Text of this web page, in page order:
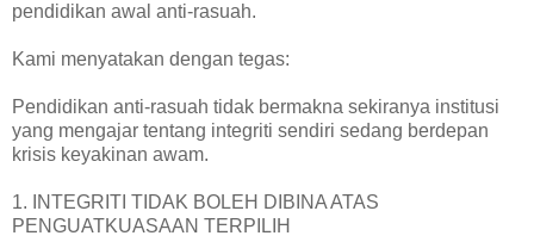
pendidikan awal anti-rasuah.
Kami menyatakan dengan tegas:
Pendidikan anti-rasuah tidak bermakna sekiranya institusi
yang mengajar tentang integriti sendiri sedang berdepan
krisis keyakinan awam.
1. INTEGRITI TIDAK BOLEH DIBINA ATAS
PENGUATKUASAAN TERPILIH